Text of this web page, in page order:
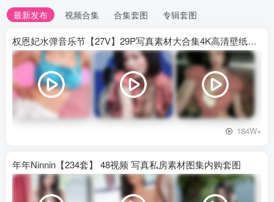
最新发布 视频合集 合集套图 专辑套图
权恩妃水弹音乐节【27V】29P写真素材大合集4K高清壁纸照片素材
184W+
年年Ninnin【234套】 48视频 写真私房素材图集内购套图